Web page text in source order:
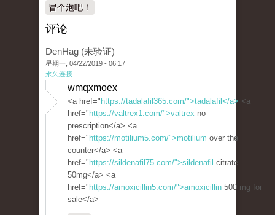
冒个泡吧！
评论
DenHag (未验证)
星期一, 04/22/2019 - 06:17
永久连接
wmqxmoex
<a href=" https://tadalafil365.com/">tadalafil</a> <a
href=" https://valtrex1.com/">valtrex no
prescription</a> <a
href=" https://motilium5.com/">motilium over the
counter</a> <a
href=" https://sildenafil75.com/">sildenafil citrate
50mg</a> <a
href=" https://amoxicillin5.com/">amoxicillin 500 mg for
sale</a>